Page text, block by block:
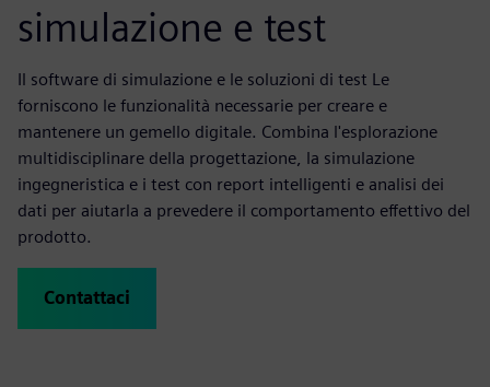
simulazione e test
Il software di simulazione e le soluzioni di test Le
forniscono le funzionalità necessarie per creare e
mantenere un gemello digitale. Combina l'esplorazione
multidisciplinare della progettazione, la simulazione
ingegneristica e i test con report intelligenti e analisi dei
dati per aiutarla a prevedere il comportamento effettivo del
prodotto.
Contattaci